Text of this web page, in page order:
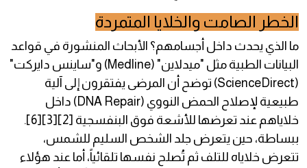
الخطر الصامت والخلايا المتمردة
ما الذي يحدث داخل أجسامهم؟ الأبحاث المنشورة في قواعد
البيانات الطبية مثل "ميدلاين" (Medline) و"ساينس دايركت"
(ScienceDirect) توضح أن المرضى يفتقرون إلى آلية
طبيعية لإصلاح الحمض النووي (DNA Repair) داخل
خلاياهم عند تعرضها للأشعة فوق البنفسجية [2][3][6].
ببساطة، حين يتعرض جلد الشخص السليم للشمس،
تتعرض خلاياه للتلف ثم تُصلح نفسها تلقائياً، أما عند هؤلاء